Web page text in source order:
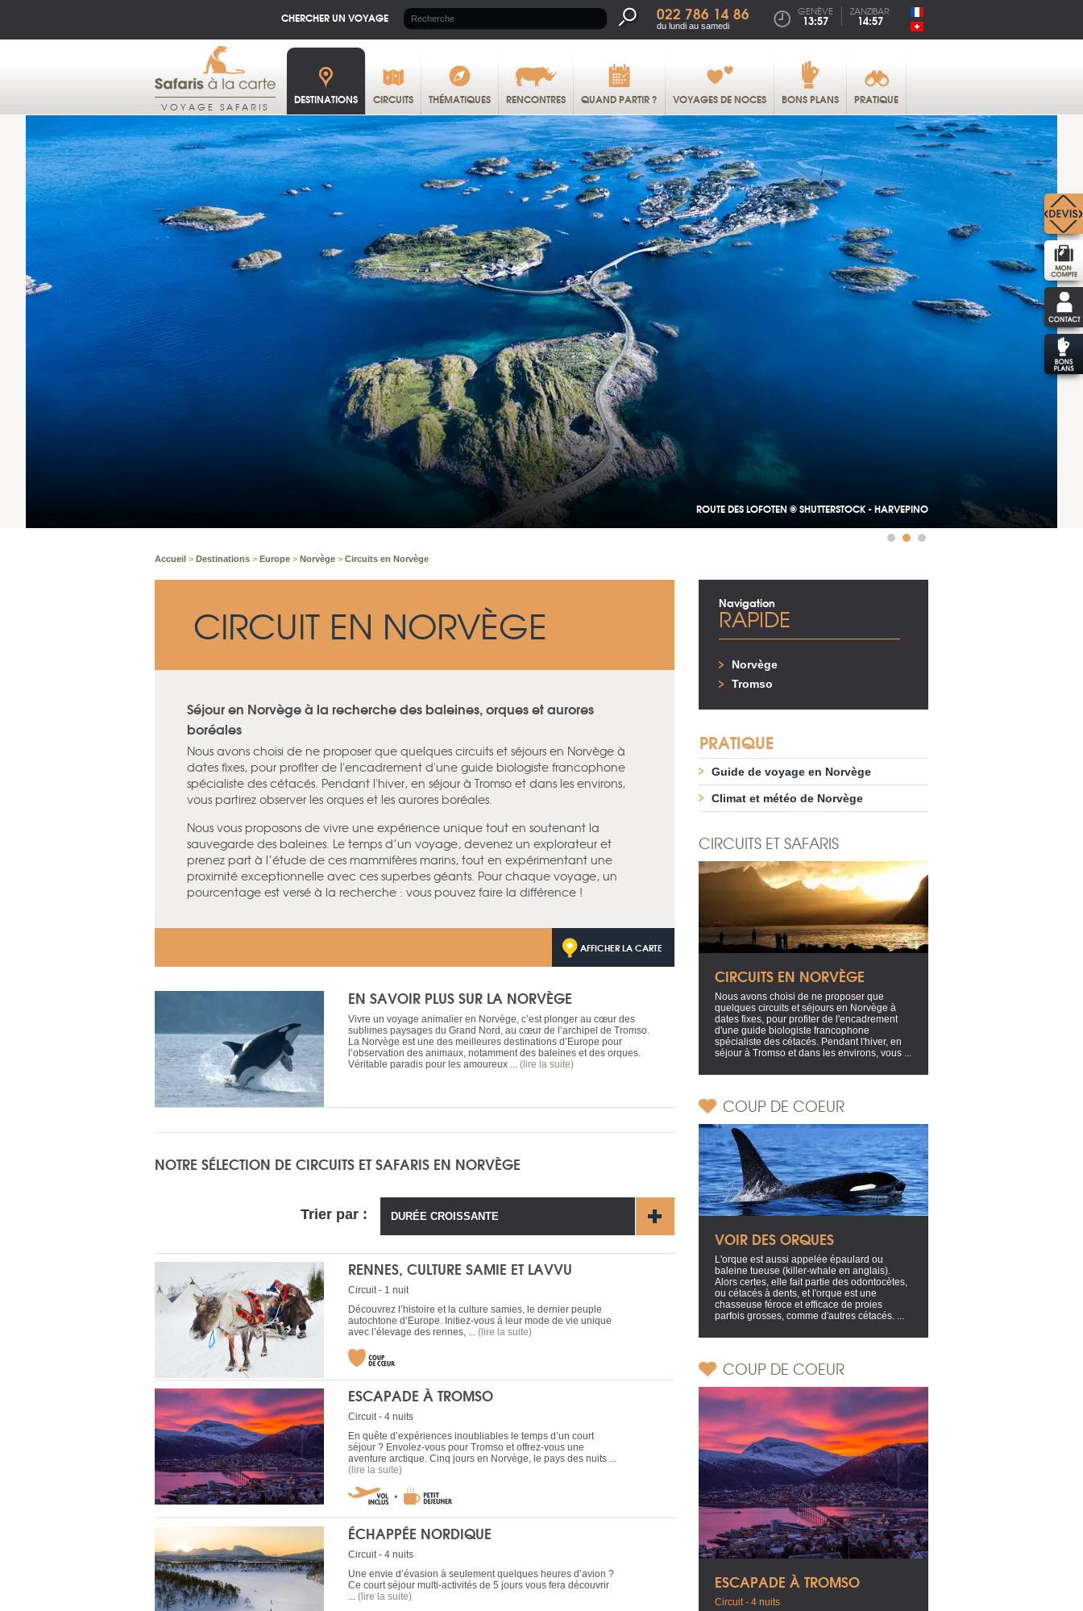
CHERCHER UN VOYAGE 022 786 14 86
du lundi au samedi
GENÈVE
13:57
ZANZIBAR
14:57
VOYAGE SAFARIS DESTINATIONS CIRCUITS THÉMATIQUES RENCONTRES QUAND PARTIR ? VOYAGES DE NOCES BONS PLANS PRATIQUE
ROUTE DES LOFOTEN © SHUTTERSTOCK - HARVEPINO
Accueil > Destinations > Europe > Norvège > Circuits en Norvège
CIRCUIT EN NORVÈGE
Séjour en Norvège à la recherche des baleines, orques et aurores
boréales
Nous avons choisi de ne proposer que quelques circuits et séjours en Norvège à
dates fixes, pour profiter de l'encadrement d'une guide biologiste francophone
spécialiste des cétacés. Pendant l'hiver, en séjour à Tromso et dans les environs,
vous partirez observer les orques et les aurores boréales.
Nous vous proposons de vivre une expérience unique tout en soutenant la
sauvegarde des baleines. Le temps d’un voyage, devenez un explorateur et
prenez part à l’étude de ces mammifères marins, tout en expérimentant une
proximité exceptionnelle avec ces superbes géants. Pour chaque voyage, un
pourcentage est versé à la recherche : vous pouvez faire la différence !
AFFICHER LA CARTE
EN SAVOIR PLUS SUR LA NORVÈGE
Vivre un voyage animalier en Norvège, c’est plonger au cœur des
sublimes paysages du Grand Nord, au cœur de l’archipel de Tromso.
La Norvège est une des meilleures destinations d’Europe pour
l’observation des animaux, notamment des baleines et des orques.
Véritable paradis pour les amoureux ... (lire la suite)
NOTRE SÉLECTION DE CIRCUITS ET SAFARIS EN NORVÈGE
Trier par : DURÉE CROISSANTE
RENNES, CULTURE SAMIE ET LAVVU
Circuit - 1 nuit
Découvrez l’histoire et la culture samies, le dernier peuple
autochtone d’Europe. Initiez-vous à leur mode de vie unique
avec l’élevage des rennes, ... (lire la suite)
ESCAPADE À TROMSO
Circuit - 4 nuits
En quête d’expériences inoubliables le temps d’un court
séjour ? Envolez-vous pour Tromso et offrez-vous une
aventure arctique. Cinq jours en Norvège, le pays des nuits ...
(lire la suite)
ÉCHAPPÉE NORDIQUE
Circuit - 4 nuits
Une envie d’évasion à seulement quelques heures d’avion ?
Ce court séjour multi-activités de 5 jours vous fera découvrir
... (lire la suite)
Navigation
RAPIDE
Norvège
Tromso
PRATIQUE
Guide de voyage en Norvège
Climat et météo de Norvège
CIRCUITS ET SAFARIS
CIRCUITS EN NORVÈGE
Nous avons choisi de ne proposer que
quelques circuits et séjours en Norvège à
dates fixes, pour profiter de l'encadrement
d'une guide biologiste francophone
spécialiste des cétacés. Pendant l'hiver, en
séjour à Tromso et dans les environs, vous ...
COUP DE COEUR
VOIR DES ORQUES
L'orque est aussi appelée épaulard ou
baleine tueuse (killer-whale en anglais).
Alors certes, elle fait partie des odontocètes,
ou cétacés à dents, et l'orque est une
chasseuse féroce et efficace de proies
parfois grosses, comme d'autres cétacés. ...
COUP DE COEUR
ESCAPADE À TROMSO
Circuit - 4 nuits